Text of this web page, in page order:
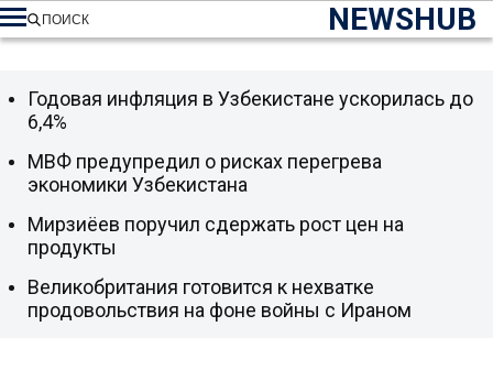
NEWSHUB
ПОИСК
Годовая инфляция в Узбекистане ускорилась до
6,4%
МВФ предупредил о рисках перегрева
экономики Узбекистана
Мирзиёев поручил сдержать рост цен на
продукты
Великобритания готовится к нехватке
продовольствия на фоне войны с Ираном